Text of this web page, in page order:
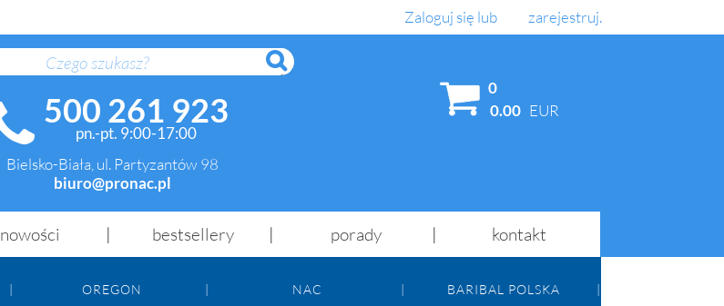
Zaloguj się lub zarejestruj.
SZUKAJ
500 261 923
pn.-pt. 9:00-17:00
Bielsko-Biała, ul. Partyzantów 98
biuro@pronac.pl
0
0.00 EUR
nowości bestsellery porady kontakt
OREGON NAC BARIBAL POLSKA